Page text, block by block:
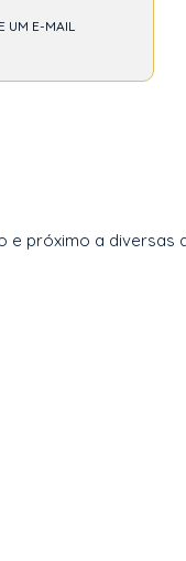
UM E-MAIL
e próximo a diversas